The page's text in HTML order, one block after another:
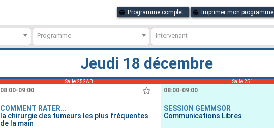
Programme complet Imprimer mon programme
Programme Intervenant
Jeudi 18 décembre
Salle 252AB Salle 251
08:00-09:00
COMMENT RATER...
la chirurgie des tumeurs les plus fréquentes
de la main
08:00-09:00
SESSION GEMMSOR
Communications Libres